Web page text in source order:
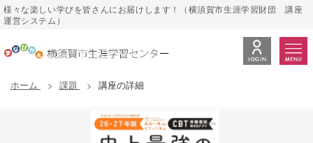
様々な楽しい学びを皆さんにお届けします！（横須賀市生涯学習財団 講座
運営システム）
ホーム 課題 講座の詳細